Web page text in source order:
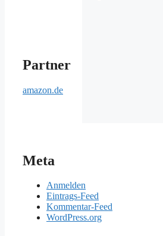
Partner
amazon.de
Meta
Anmelden
Eintrags-Feed
Kommentar-Feed
WordPress.org